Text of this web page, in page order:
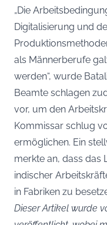
„Die
Digitalisierung und
als Männerberufe
werden“, wurde
Beamte schlagen
vor, um den
Kommissar schlug
ermöglichen. Ein
merkte an, dass das
indischer
in Fabriken zu
Dieser Artikel wurde